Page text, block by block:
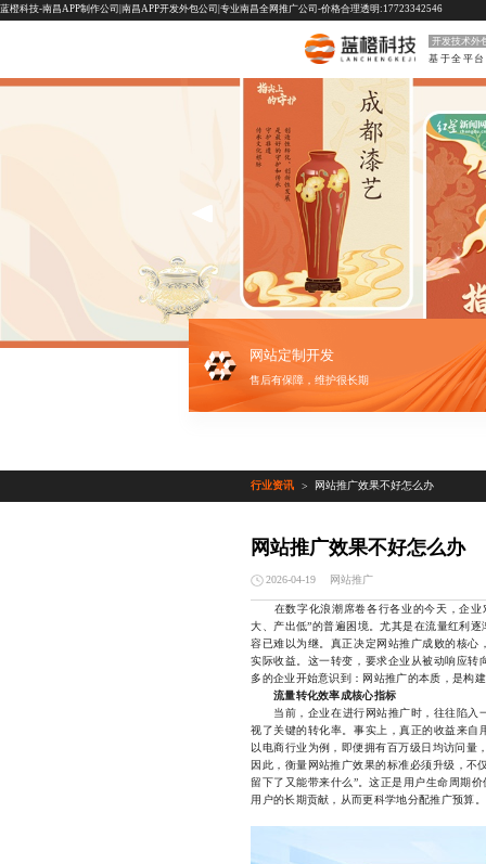
蓝橙科技-南昌APP制作公司|南昌APP开发外包公司|专业南昌全网推广公司-价格合理透明:17723342546
开发技术外
网站定制开发
售后有保障，维护很长期
行业资讯 > 网站推广效果不好怎么办
网站推广效果不好怎么办
2026-04-19 网站推广
在数字化浪潮席卷各行各业的今天，企业
大、产出低”的普遍困境。尤其是在流量红利
容已难以为继。真正决定网站推广成败的核
实际收益。这一转变，要求企业从被动响应
多的企业开始意识到：网站推广的本质，是构
流量转化效率成核心指标
当前，企业在进行网站推广时，往往陷入
视了关键的转化率。事实上，真正的收益来
以电商行业为例，即便拥有百万级日均访问量
因此，衡量网站推广效果的标准必须升级，不
留下了又能带来什么”。这正是用户生命周期
用户的长期贡献，从而更科学地分配推广预算。